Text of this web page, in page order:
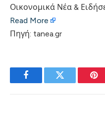
Οικονομικά Νέα &
Read More
Πηγή: tanea.gr
FacebookTwitter